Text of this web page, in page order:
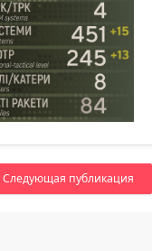
Следующая публикация